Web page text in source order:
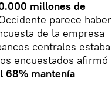
millones de
parece haber
de la empresa
centrales estaba
encuestados afirmó
68% mantenía